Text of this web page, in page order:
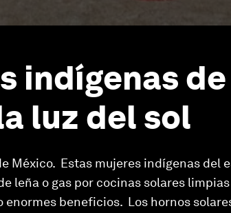
indígenas
luz del sol
México. Estas mujeres indígenas del
leña o gas por cocinas solares
enormes beneficios. Los hornos